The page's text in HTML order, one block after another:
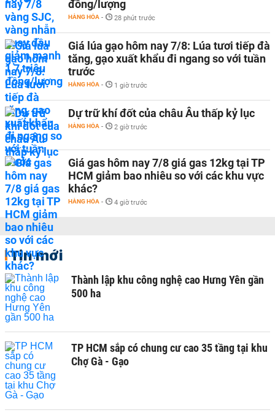
đồng/lượng
HÀNG HÓA - 28 phút trước
Giá lúa gạo hôm nay 7/8: Lúa tươi tiếp đà
tăng, gạo xuất khẩu đi ngang so với tuần
trước
HÀNG HÓA - 1 giờ trước
Dự trữ khí đốt của châu Âu thấp kỷ lục
HÀNG HÓA - 2 giờ trước
Giá gas hôm nay 7/8 giá gas 12kg tại TP
HCM giảm bao nhiêu so với các khu vực
khác?
HÀNG HÓA - 4 giờ trước
Tin mới
Thành lập khu công nghệ cao Hưng Yên gần
500 ha
TP HCM sắp có chung cư cao 35 tầng tại khu
Chợ Gà - Gạo